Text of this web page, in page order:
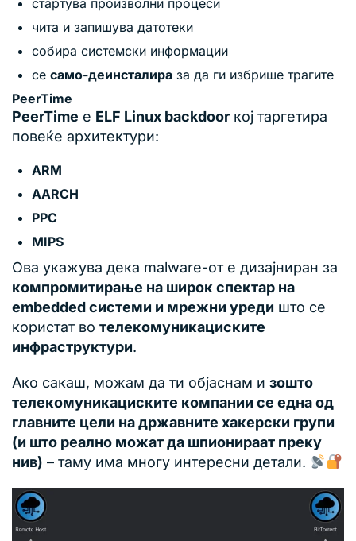
стартува произволни процеси
чита и запишува датотеки
собира системски информации
се само-деинсталира за да ги избрише трагите
PeerTime
PeerTime е ELF Linux backdoor кој таргетира
повеќе архитектури:
ARM
AARCH
PPC
MIPS
Ова укажува дека malware-от е дизајниран за
компромитирање на широк спектар на
embedded системи и мрежни уреди што се
користат во телекомуникациските
инфраструктури.
Ако сакаш, можам да ти објаснам и зошто
телекомуникациските компании се една од
главните цели на државните хакерски групи
(и што реално можат да шпионираат преку
нив) – таму има многу интересни детали.